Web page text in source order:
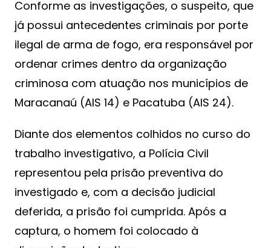
Conforme as investigações, o suspeito, que
já possui antecedentes criminais por porte
ilegal de arma de fogo, era responsável por
ordenar crimes dentro da organização
criminosa com atuação nos municípios de
Maracanaú (AIS 14) e Pacatuba (AIS 24).
Diante dos elementos colhidos no curso do
trabalho investigativo, a Polícia Civil
representou pela prisão preventiva do
investigado e, com a decisão judicial
deferida, a prisão foi cumprida. Após a
captura, o homem foi colocado à